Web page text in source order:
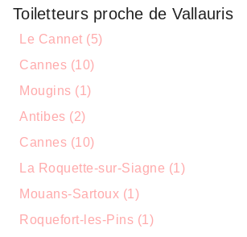
Toiletteurs proche de Vallauris
Le Cannet (5)
Cannes (10)
Mougins (1)
Antibes (2)
Cannes (10)
La Roquette-sur-Siagne (1)
Mouans-Sartoux (1)
Roquefort-les-Pins (1)